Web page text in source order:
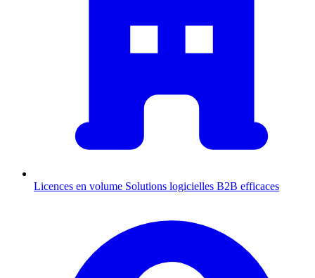
Licences en volume Solutions logicielles B2B efficaces